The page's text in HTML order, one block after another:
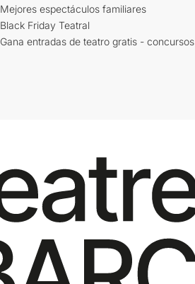
Mejores espectáculos familiares
Black Friday Teatral
Gana entradas de teatro gratis - concursos